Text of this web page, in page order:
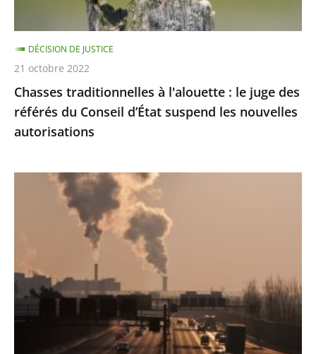
du
Conseil
d’État
suspend
les
nouvelles
Chasses traditionnelles à l'alouette : le juge des
référés du Conseil d’État suspend les nouvelles
autorisations
DÉCISION DE JUSTICE
21 octobre 2022
Pollution
Conseil
d'État
condamne